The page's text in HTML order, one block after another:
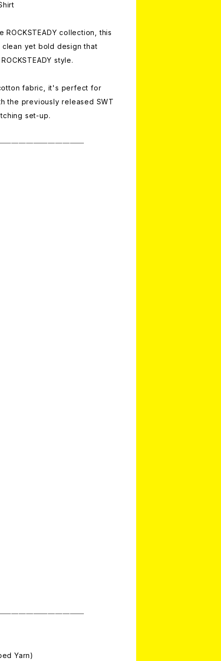
collection, this
yet bold design that
style.
fabric, it's perfect for
the previously released SWT
set-up.
Yarn)